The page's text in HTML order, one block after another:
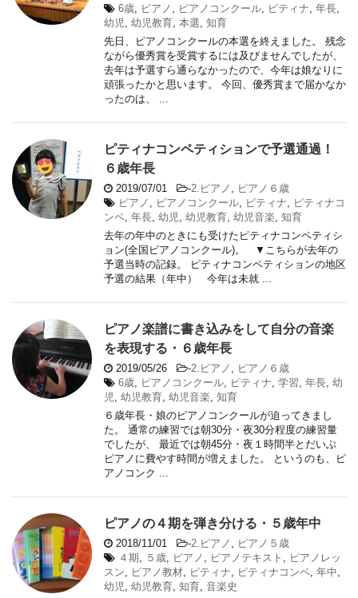
6歳, ピアノ , ピアノコンクール, ピティナ, 年長,
幼児, 幼児教育, 本選, 知育
先日、ピアノコンクールの本選を終えました。 残念
ながら優秀賞を受賞するには及びませんでしたが、
去年は予選すら通らなかったので、今年は娘なりに
頑張ったかと思います。 今回、優秀賞まで届かなか
ったのは、 ...
ピティナコンペティションで予選通過！
６歳年長
2019/07/01 -2.ピアノ , ピアノ６歳
ピアノ , ピアノコンクール, ピティナ, ピティナコ
ンペ, 年長, 幼児, 幼児教育, 幼児音楽, 知育
去年の年中のときにも受けたピティナコンペティシ
ョン(全国ピアノコンクール)。 ▼こちらが去年の
予選当時の記録。 ピティナコンペティションの地区
予選の結果（年中） 今年は未就 ...
ピアノ楽譜に書き込みをして自分の音楽
を表現する・６歳年長
2019/05/26 -2.ピアノ , ピアノ６歳
6歳, ピアノコンクール, ピティナ, 学習, 年長, 幼
児, 幼児教育, 幼児音楽, 知育
６歳年長・娘のピアノコンクールが迫ってきまし
た。 通常の練習では朝30分・夜30分程度の練習量
でしたが、 最近では朝45分・夜１時間半とだいぶ
ピアノに費やす時間が増えました。 というのも、ピ
アノコンク ...
ピアノの４期を弾き分ける・５歳年中
2018/11/01 -2.ピアノ , ピアノ５歳
４期, ５歳, ピアノ , ピアノテキスト , ピアノレッ
スン, ピアノ教材, ピティナ, ピティナコンペ, 年中,
幼児, 幼児教育, 知育, 音楽史